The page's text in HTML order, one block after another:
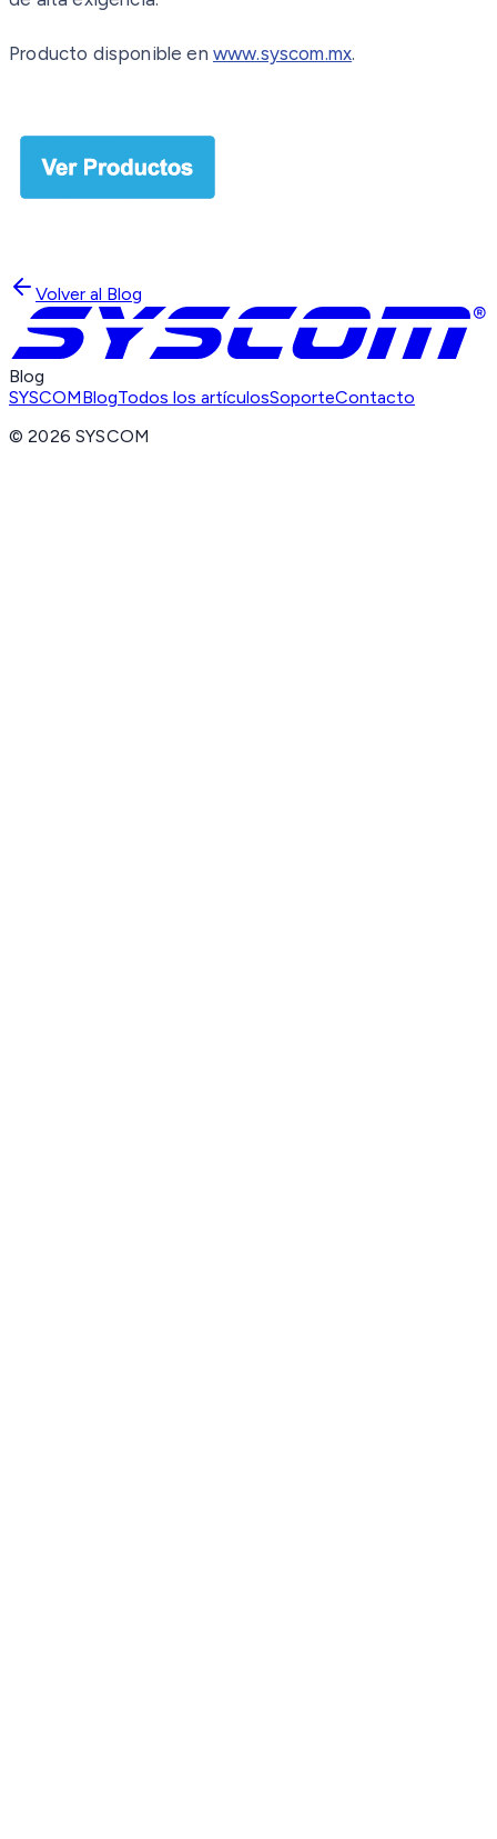
Producto disponible en www.syscom.mx.
Volver al Blog
Blog
SYSCOMBlogTodos los artículosSoporteContacto
©2026 SYSCOM